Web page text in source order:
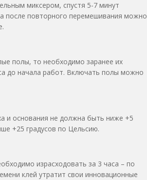
миксером, спустя 5-7 минут
после повторного перемешивания можно
полы, то необходимо заранее их
до начала работ. Включать полы можно
и основания не должна быть ниже +5
+25 градусов по Цельсию.
израсходовать за 3 часа – по
клей утратит свои инновационные